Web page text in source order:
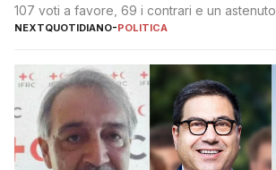
107 voti a favore, 69 i contrari e un astenuto
NEXTQUOTIDIANO-POLITICA